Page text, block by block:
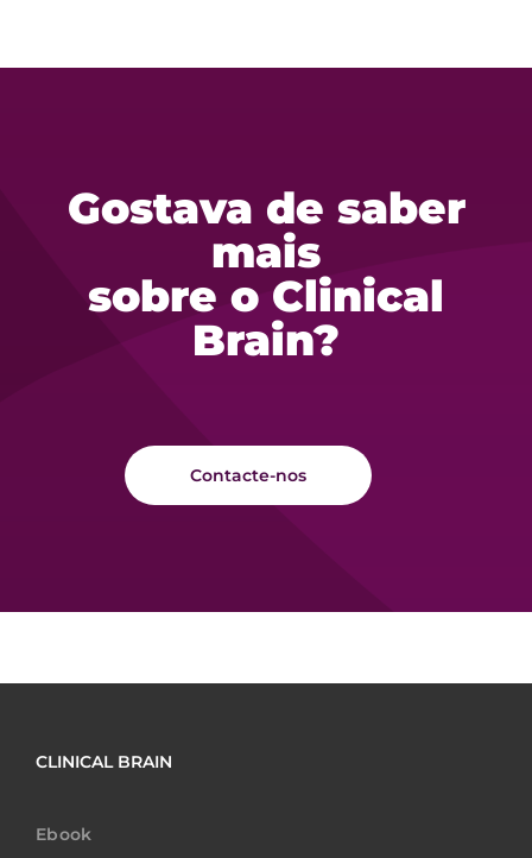
Gostava de saber
mais
sobre o Clinical
Brain?
Contacte-nos
CLINICAL BRAIN
Ebook